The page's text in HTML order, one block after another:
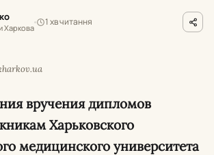
Харкова
1 хв читання
вручения дипломов
Харьковского
медицинского университета